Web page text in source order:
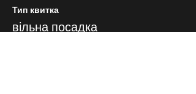
Тип квитка
вільна посадка